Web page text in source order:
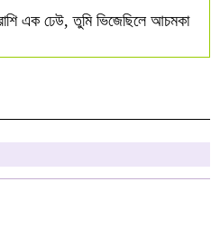
এক ঢেউ, তুমি ভিজেছিলে আচমকা